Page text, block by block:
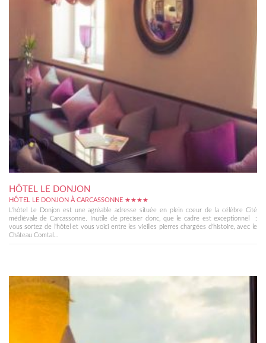
HÔTEL LE DONJON
HÔTEL LE DONJON À CARCASSONNE ★★★★
L'hôtel Le Donjon est une agréable adresse située en plein coeur de la célèbre Cité
médiévale de Carcassonne. Inutile de préciser donc, que le cadre est exceptionnel :
vous sortez de l'hôtel et vous voici entre les vieilles pierres chargées d'histoire, avec le
Château Comtal...